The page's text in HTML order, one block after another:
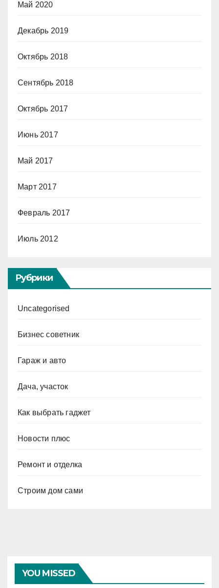
Май 2020
Декабрь 2019
Октябрь 2018
Сентябрь 2018
Октябрь 2017
Июнь 2017
Май 2017
Март 2017
Февраль 2017
Июль 2012
Рубрики
Uncategorised
Бизнес советник
Гараж и авто
Дача, участок
Как выбрать гаджет
Новости плюс
Ремонт и отделка
Строим дом сами
YOU MISSED